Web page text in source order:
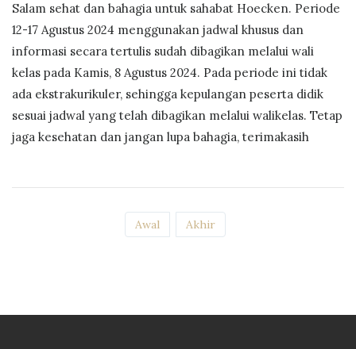
Salam sehat dan bahagia untuk sahabat Hoecken. Periode
12-17 Agustus 2024 menggunakan jadwal khusus dan
informasi secara tertulis sudah dibagikan melalui wali
kelas pada Kamis, 8 Agustus 2024. Pada periode ini tidak
ada ekstrakurikuler, sehingga kepulangan peserta didik
sesuai jadwal yang telah dibagikan melalui walikelas. Tetap
jaga kesehatan dan jangan lupa bahagia, terimakasih
Awal Akhir